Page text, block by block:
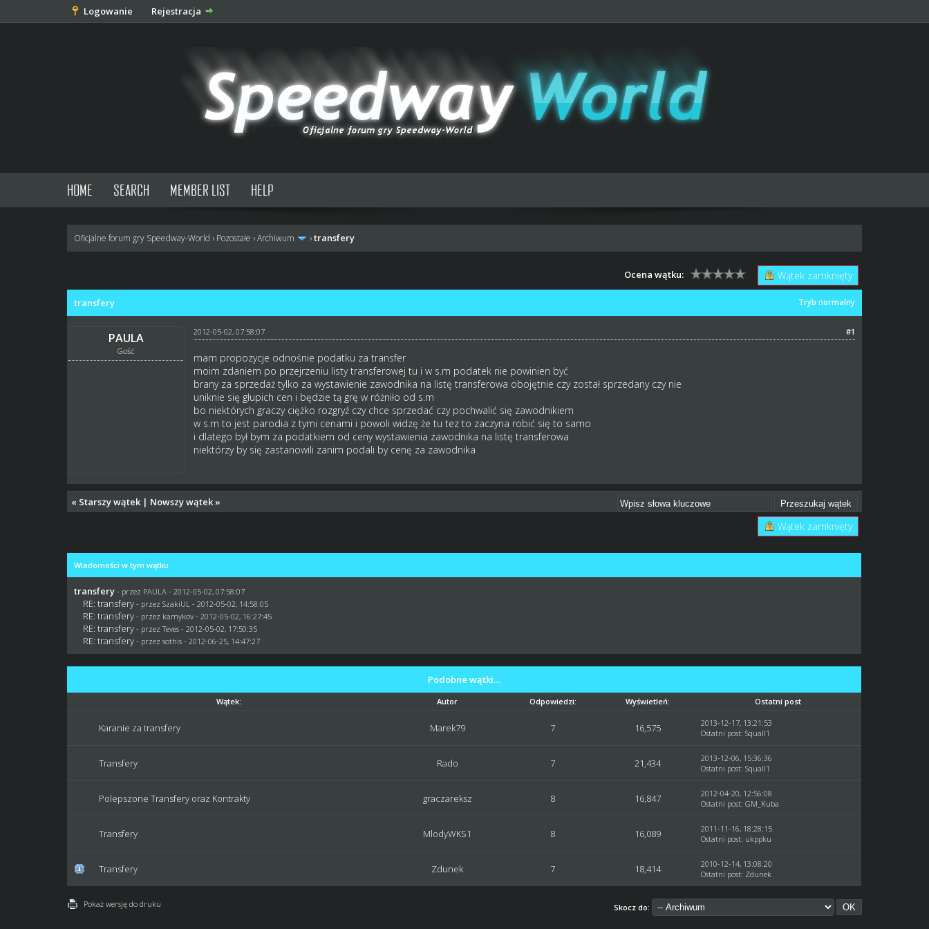
Logowanie Rejestracja
HOME SEARCH MEMBER LIST HELP
Oficjalne forum gry Speedway-World › Pozostałe ›Archiwum ›transfery
Wątek zamknięty
Ocena wątku:
Tryb normalny
transfery
PAULA
Gość
#1
2012-05-02, 07:58:07
mam propozycje odnośnie podatku za transfer
moim zdaniem po przejrzeniu listy transferowej tu i w s.m podatek nie powinien być
brany za sprzedaż tylko za wystawienie zawodnika na listę transferowa obojętnie czy został sprzedany czy nie
uniknie się głupich cen i będzie tą grę w różniło od s.m
bo niektórych graczy ciężko rozgryź czy chce sprzedać czy pochwalić się zawodnikiem
w s.m to jest parodia z tymi cenami i powoli widzę że tu tez to zaczyna robić się to samo
i dlatego był bym za podatkiem od ceny wystawienia zawodnika na listę transferowa
niektórzy by się zastanowili zanim podali by cenę za zawodnika
« Starszy wątek | Nowszy wątek »
Wątek zamknięty
Wiadomości w tym wątku
transfery - przez PAULA - 2012-05-02, 07:58:07
RE: transfery - przezSzakiUL - 2012-05-02, 14:58:05
RE: transfery - przez kamykov - 2012-05-02, 16:27:45
RE: transfery - przezTeves - 2012-05-02, 17:50:35
RE: transfery - przezsothis - 2012-06-25, 14:47:27
Podobne wątki…
Wątek: Autor Odpowiedzi: Wyświetleń: Ostatni post
Karanie za transfery Marek79 7 16,575
2013-12-17, 13:21:53
Ostatni post:Squall1
Transfery Rado 7 21,434
2013-12-06, 15:36:36
Ostatni post:Squall1
Polepszone Transfery oraz Kontrakty graczareksz 8 16,847
2012-04-20, 12:56:08
Ostatni post:GM_Kuba
Transfery MlodyWKS1 8 16,089
2011-11-16, 18:28:15
Ostatni post: ukppku
Transfery Zdunek 7 18,414
2010-12-14, 13:08:20
Ostatni post: Zdunek
Pokaż wersję do druku Skocz do: